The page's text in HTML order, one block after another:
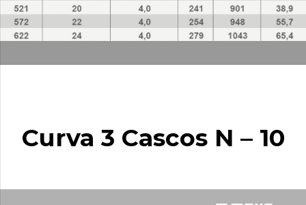
Curva 3 Cascos N – 10